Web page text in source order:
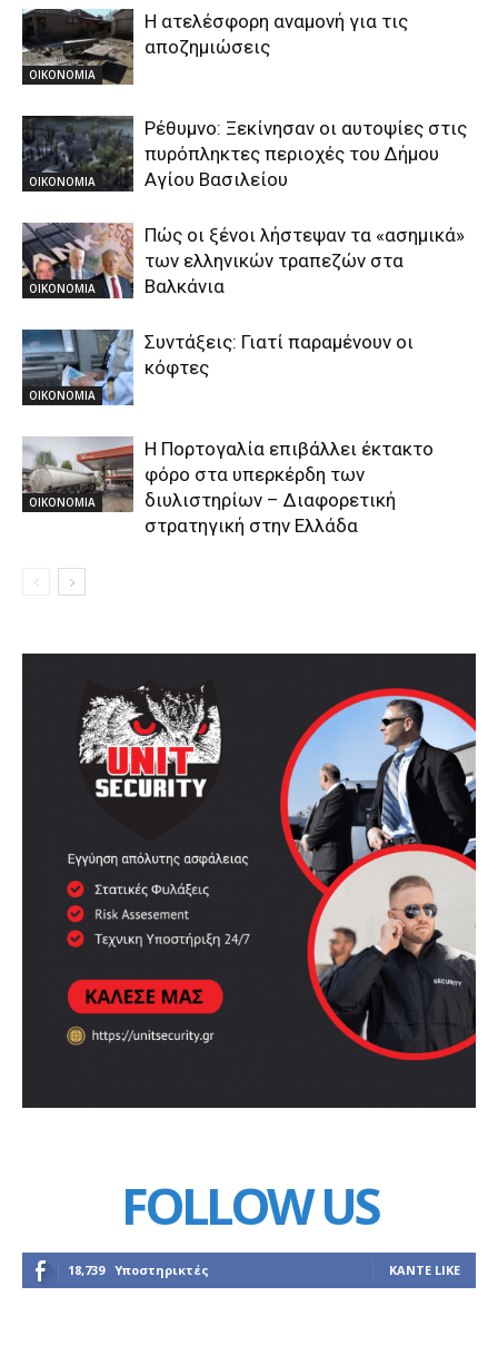
ΟΙΚΟΝΟΜΙΑ
Η ατελέσφορη αναμονή για τις
αποζημιώσεις
ΟΙΚΟΝΟΜΙΑ
Ρέθυμνο: Ξεκίνησαν οι αυτοψίες στις
πυρόπληκτες περιοχές του Δήμου
Αγίου Βασιλείου
ΟΙΚΟΝΟΜΙΑ
Πώς οι ξένοι λήστεψαν τα «ασημικά»
των ελληνικών τραπεζών στα
Βαλκάνια
ΟΙΚΟΝΟΜΙΑ
Συντάξεις: Γιατί παραμένουν οι
κόφτες
ΟΙΚΟΝΟΜΙΑ
Η Πορτογαλία επιβάλλει έκτακτο
φόρο στα υπερκέρδη των
διυλιστηρίων – Διαφορετική
στρατηγική στην Ελλάδα
FOLLOW US
18,739 Υποστηρικτές ΚΆΝΤΕ LIKE